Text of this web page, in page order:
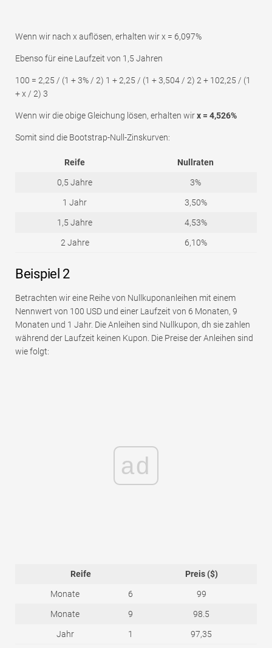
Wenn wir nach x auflösen, erhalten wir x = 6,097%
Ebenso für eine Laufzeit von 1,5 Jahren
100 = 2,25 / (1 + 3% / 2) 1 + 2,25 / (1 + 3,504 / 2) 2 + 102,25 / (1
+ x / 2) 3
Wenn wir die obige Gleichung lösen, erhalten wirx = 4,526%
Somit sind die Bootstrap-Null-Zinskurven:
Reife Nullraten
0,5 Jahre 3%
1 Jahr 3,50%
1,5 Jahre 4,53%
2 Jahre 6,10%
Beispiel 2
Betrachten wir eine Reihe von Nullkuponanleihen mit einem
Nennwert von 100 USD und einer Laufzeit von 6 Monaten, 9
Monaten und 1 Jahr. Die Anleihen sind Nullkupon, dh sie zahlen
während der Laufzeit keinen Kupon. Die Preise der Anleihen sind
wie folgt:
ad
Reife Preis ($)
Monate 6 99
Monate 9 98.5
Jahr 1 97,35